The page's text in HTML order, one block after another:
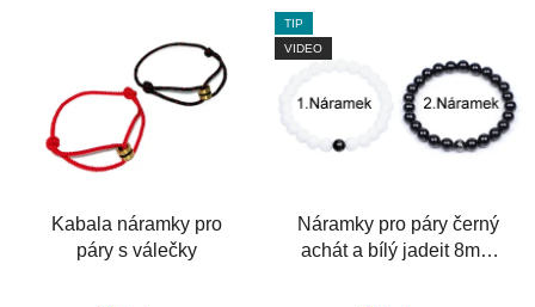
Kabala náramky pro
páry s válečky
TIP
VIDEO
Náramky pro páry černý
achát a bílý jadeit 8mm